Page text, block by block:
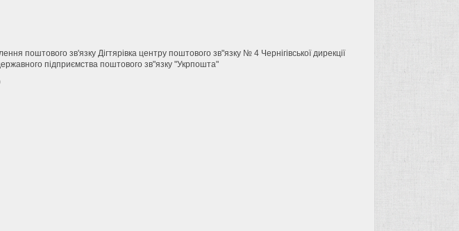
поштового зв'язку Дігтярівка центру поштового зв"язку № 4 Чернігівської дирекції
підприємства поштового зв"язку "Укрпошта"